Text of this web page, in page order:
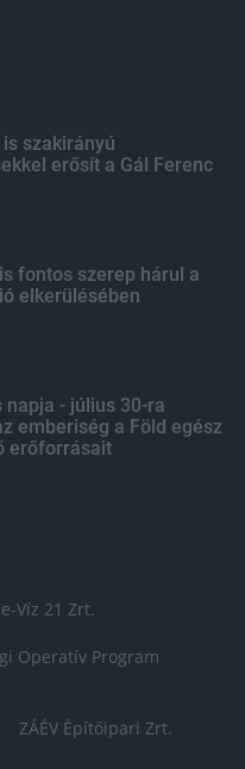
szakirányú
erősít a Gál Ferenc
fontos szerep hárul a
elkerülésében
- július 30-ra
emberiség a Föld egész
erőforrásait
Víz 21 Zrt.
Operatív Program
ZÁÉV Építőipari Zrt.